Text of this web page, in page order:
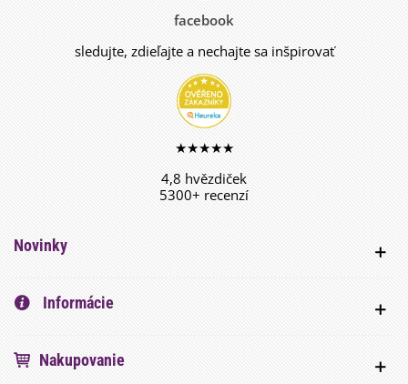
facebook
sledujte, zdieľajte a nechajte sa inšpirovať
★★★★★
4,8 hvězdiček
5300+ recenzí
Novinky
Informácie
Nakupovanie